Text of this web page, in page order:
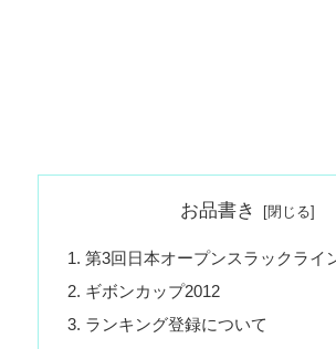
お品書き
第3回日本オープンスラックライ
ギボンカップ2012
ランキング登録について